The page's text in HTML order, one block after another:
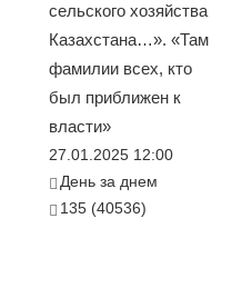
сельского хозяйства
Казахстана…». «Там
фамилии всех, кто
был приближен к
власти»
27.01.2025 12:00
День за днем
135 (40536)